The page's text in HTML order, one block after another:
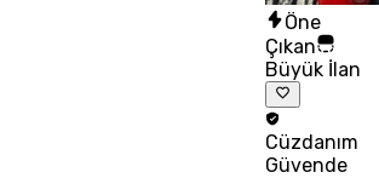
Öne
Çıkan
Büyük İlan
Cüzdanım
Güvende